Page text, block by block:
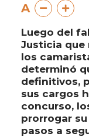
A
Luego del
Justicia que
los
determinó
definitivos,
sus cargos
concurso,
prorrogar
pasos a